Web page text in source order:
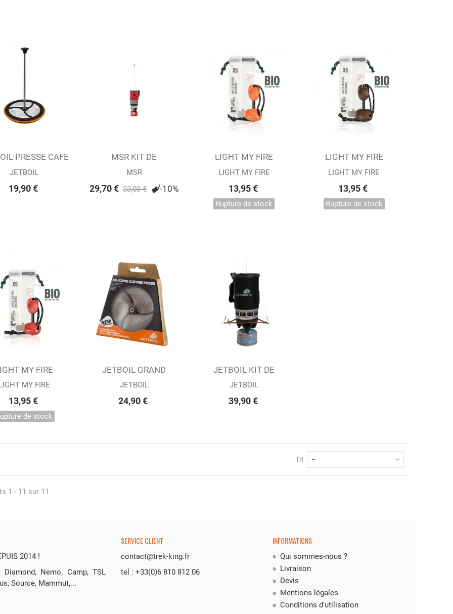
au panier
PRESSE CAFE
SILICONE /...
JETBOIL
19,90 €
Ajouter au panier
MSR KIT DE
SUSPENSION
WINDBURNER®
MSR
29,70 € 33,00 € -10%
Afficher
LIGHT MY FIRE
FIRESTEEL BIO...
LIGHT MY FIRE
13,95 €
Rupture de stock
Afficher
LIGHT MY FIRE
FIRESTEEL BIO...
LIGHT MY FIRE
13,95 €
Rupture de stock
AfficherMY FIRE
BIO...
MY FIRE
13,95 €
de stock
Ajouter au panier
JETBOIL GRAND
PRESSE CAFE...
JETBOIL
24,90 €
Ajouter au panier
JETBOIL KIT DE
SUSPENSION...
JETBOIL
39,90 €
Tri --
1 - 11 sur 11.
2014 !
Nemo, Camp, TSL
Source, Mammut,...
SERVICE CLIENT
contact@trek-king.fr
tel : +33(0)6 810 812 06
INFORMATIONS
» Qui sommes-nous ?
» Livraison
» Devis
» Mentions légales
» Conditions d'utilisation